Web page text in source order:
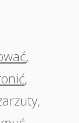
,
,
,